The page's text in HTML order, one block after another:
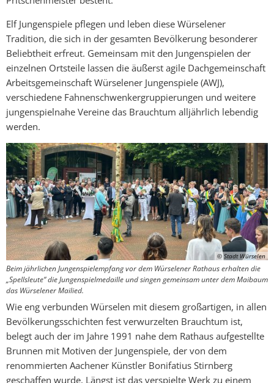
Elf Jungenspiele pflegen und leben diese Würselener
Tradition, die sich in der gesamten Bevölkerung besonderer
Beliebtheit erfreut. Gemeinsam mit den Jungenspielen der
einzelnen Ortsteile lassen die äußerst agile Dachgemeinschaft
Arbeitsgemeinschaft Würselener Jungenspiele (AWJ),
verschiedene Fahnenschwenkergruppierungen und weitere
jungenspielnahe Vereine das Brauchtum alljährlich lebendig
werden.
© Stadt Würselen
Beim jährlichen Jungenspielempfang vor dem Würselener Rathaus erhalten die
„Spellsleute“ die Jungenspielmedaille und singen gemeinsam unter dem Maibaum
das Würselener Mailied.
Wie eng verbunden Würselen mit diesem großartigen, in allen
Bevölkerungsschichten fest verwurzelten Brauchtum ist,
belegt auch der im Jahre 1991 nahe dem Rathaus aufgestellte
Brunnen mit Motiven der Jungenspiele, der von dem
renommierten Aachener Künstler Bonifatius Stirnberg
geschaffen wurde. Längst ist das verspielte Werk zu einem